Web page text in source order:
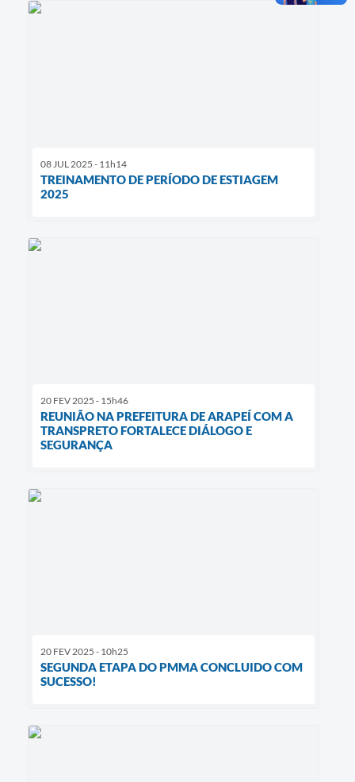
08 JUL 2025 - 11h14
TREINAMENTO DE PERÍODO DE ESTIAGEM
2025
20 FEV 2025 - 15h46
REUNIÃO NA PREFEITURA DE ARAPEÍ COM A
TRANSPRETO FORTALECE DIÁLOGO E
SEGURANÇA
20 FEV 2025 - 10h25
SEGUNDA ETAPA DO PMMA CONCLUIDO COM
SUCESSO!